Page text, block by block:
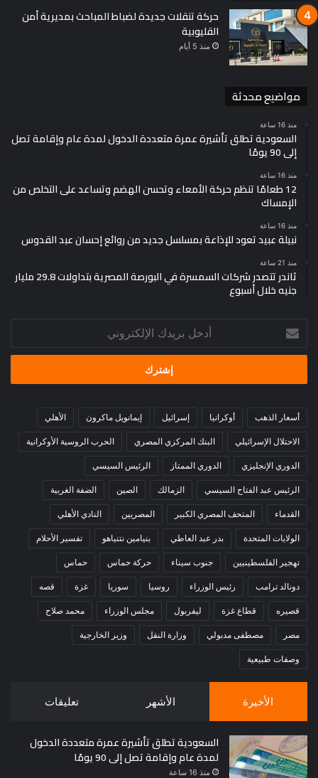
حركة تنقلات جديدة لضباط المباحث بمديرية أمن
القليوبية
منذ 5 أيام
مواضيع محدثة
منذ 16 ساعة
السعودية تطلق تأشيرة عمرة متعددة الدخول لمدة عام وإقامة تصل
إلى 90 يومًا
منذ 16 ساعة
12 طعامًا تنظم حركة الأمعاء وتحسن الهضم وتساعد على التخلص من
الإمساك
منذ 16 ساعة
نبيلة عبيد تعود للإذاعة بمسلسل جديد من روائع إحسان عبد القدوس
منذ 21 ساعة
ثاندر تتصدر شركات السمسرة في البورصة المصرية بتداولات 29.8 مليار
جنيه خلال أسبوع
بريدك
الإلكتروني
أسعار الذهب أوكرانيا إسرائيل إيمانويل ماكرون الأهلي
الاحتلال الإسرائيلي البنك المركزي المصري الحرب الروسية الأوكرانية
الدوري الإنجليزي الدوري الممتاز الرئيس السيسي
الرئيس عبد الفتاح السيسي الزمالك الصين الضفة الغربية
القدماء المتحف المصري الكبير المصريين النادي الأهلي
الولايات المتحدة بدر عبد العاطي بنيامين نتنياهو تفسير الأحلام
تهجير الفلسطينيين جنوب سيناء حركة حماس حماس
دونالد ترامب رئيس الوزراء روسيا سوريا غزة قصه
قصيره قطاع غزة ليفربول مجلس الوزراء محمد صلاح
مصر مصطفى مدبولي وزارة النقل وزير الخارجية
وصفات طبيعية
الأخيرة الأشهر تعليقات
السعودية تطلق تأشيرة عمرة متعددة الدخول
لمدة عام وإقامة تصل إلى 90 يومًا
منذ 16 ساعة